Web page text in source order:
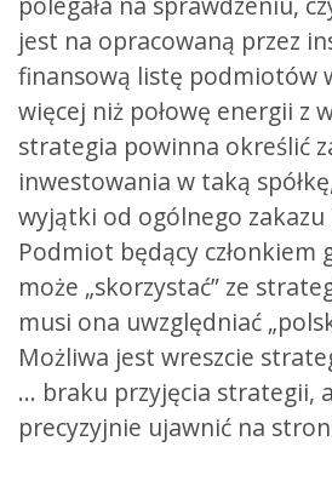
jest na opracowaną przez
finansową listę podmiotów
więcej niż połowę energii z
strategia powinna określić
inwestowania w taką
wyjątki od ogólnego
Podmiot będący członkiem
może „skorzystać” ze
musi ona uwzględniać
Możliwa jest wreszcie
… braku przyjęcia strategii,
precyzyjnie ujawnić na